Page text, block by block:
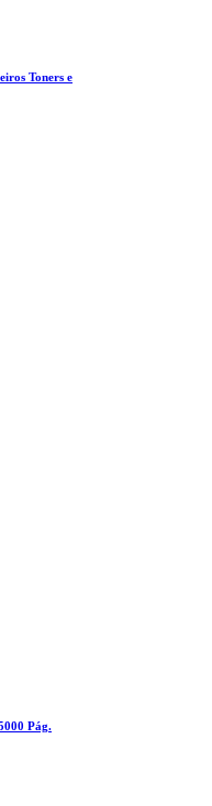
Toners e
Pág.